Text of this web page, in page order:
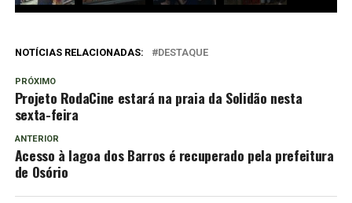
NOTÍCIAS RELACIONADAS: DESTAQUE
PRÓXIMO
Projeto RodaCine estará na praia da Solidão nesta
sexta-feira
ANTERIOR
Acesso à lagoa dos Barros é recuperado pela prefeitura
de Osório